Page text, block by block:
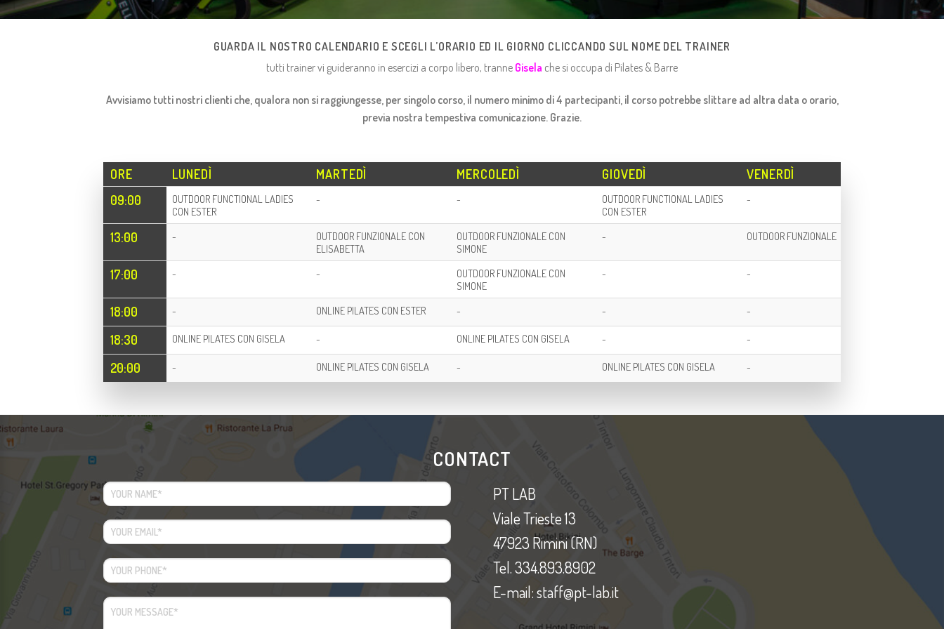
GUARDA IL NOSTRO CALENDARIO E SCEGLI L’ORARIO ED IL GIORNO CLICCANDO SUL NOME DEL TRAINER
tutti trainer vi guideranno in esercizi a corpo libero, tranne Gisela che si occupa di Pilates & Barre
Avvisiamo tutti nostri clienti che, qualora non si raggiungesse, per singolo corso, il numero minimo di 4 partecipanti, il corso potrebbe slittare ad altra data o orario,
previa nostra tempestiva comunicazione. Grazie.
ORE LUNEDÌ MARTEDÌ MERCOLEDÌ GIOVEDÌ
VENERDÌ
09:00
OUTDOOR FUNCTIONAL LADIES
CON ESTER
- -
OUTDOOR FUNCTIONAL LADIES
CON ESTER
-
13:00 -
OUTDOOR FUNZIONALE CON
ELISABETTA
OUTDOOR FUNZIONALE CON
SIMONE
- OUTDOOR FUNZIONALE
17:00 - -
OUTDOOR FUNZIONALE CON
SIMONE
- -
18:00 - ONLINE PILATES CON ESTER - - -
18:30 ONLINE PILATES CON GISELA - ONLINE PILATES CON GISELA - -
20:00 - ONLINE PILATES CON GISELA - ONLINE PILATES CON GISELA -
CONTACT
PT LAB
Viale Trieste 13
47923 Rimini (RN)
Tel. 334.893.8902
E-mail: staff@pt-lab.it